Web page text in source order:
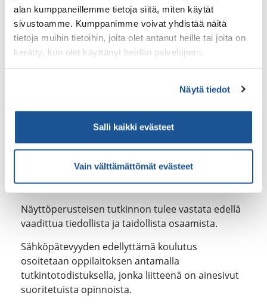
alan kumppaneillemme tietoja siitä, miten käytät
sivustoamme. Kumppanimme voivat yhdistää näitä
tietoja muihin tietoihin, joita olet antanut heille tai joita on
kerätty, kun olet käyttänyt heidän palvelujaan.
Näytä tiedot
Salli kaikki evästeet
Vain välttämättömät evästeet
Opintojesi tulee koostua seuraavista aihealueista
siten, että kunkin kohdan opintojen laajuus on
vähintään 1,5 opintopistettä tai yksi opintoviikko
kuitenkin niin, että edellä mainitut
kokonaisopintomäärät täyttyvät.
sähkötyöturvallisuus;
rakennuksien sähköverkot ja niiden sähkökäytöt;
sähköturvallisuuteen liittyvät tarkastukset.
Näyttöperusteisen tutkinnon tulee vastata edellä
vaadittua tiedollista ja taidollista osaamista.
Sähköpätevyyden edellyttämä koulutus
osoitetaan oppilaitoksen antamalla
tutkintotodistuksella, jonka liitteenä on ainesivut
suoritetuista opinnoista.